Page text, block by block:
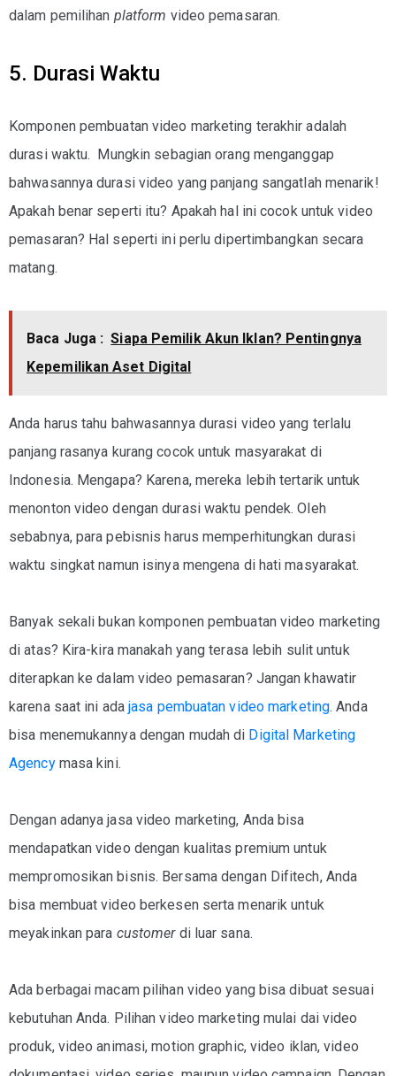
dalam pemilihan platform video pemasaran.
5. Durasi Waktu
Komponen pembuatan video marketing terakhir adalah
durasi waktu. Mungkin sebagian orang menganggap
bahwasannya durasi video yang panjang sangatlah menarik!
Apakah benar seperti itu? Apakah hal ini cocok untuk video
pemasaran? Hal seperti ini perlu dipertimbangkan secara
matang.
Baca Juga : Siapa Pemilik Akun Iklan? Pentingnya
Kepemilikan Aset Digital
Anda harus tahu bahwasannya durasi video yang terlalu
panjang rasanya kurang cocok untuk masyarakat di
Indonesia. Mengapa? Karena, mereka lebih tertarik untuk
menonton video dengan durasi waktu pendek. Oleh
sebabnya, para pebisnis harus memperhitungkan durasi
waktu singkat namun isinya mengena di hati masyarakat.
Banyak sekali bukan komponen pembuatan video marketing
di atas? Kira-kira manakah yang terasa lebih sulit untuk
diterapkan ke dalam video pemasaran? Jangan khawatir
karena saat ini ada jasa pembuatan video marketing. Anda
bisa menemukannya dengan mudah di Digital Marketing
Agencymasa kini.
Dengan adanya jasa video marketing, Anda bisa
mendapatkan video dengan kualitas premium untuk
mempromosikan bisnis. Bersama dengan Difitech, Anda
bisa membuat video berkesen serta menarik untuk
meyakinkan para customer di luar sana.
Ada berbagai macam pilihan video yang bisa dibuat sesuai
kebutuhan Anda. Pilihan video marketing mulai dai video
produk, video animasi, motion graphic, video iklan, video